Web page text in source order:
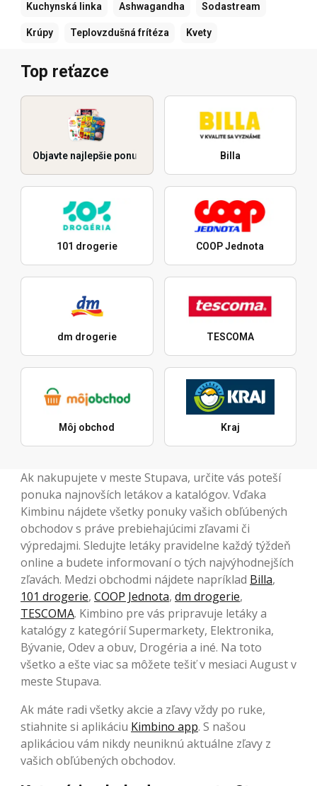
Kuchynská linka Ashwagandha Sodastream
Krúpy Teplovzdušná frítéza Kvety
Top reťazce
Objavte najlepšie ponuky Billa
101 drogerie COOP Jednota
dm drogerie TESCOMA
Môj obchod Kraj
Ak nakupujete v meste Stupava, určite vás poteší
ponuka najnovších letákov a katalógov. Vďaka
Kimbinu nájdete všetky ponuky vašich obľúbených
obchodov s práve prebiehajúcimi zľavami či
výpredajmi. Sledujte letáky pravidelne každý týždeň
online a budete informovaní o tých najvýhodnejších
zľavách. Medzi obchodmi nájdete napríklad Billa,
101 drogerie, COOP Jednota, dm drogerie,
TESCOMA. Kimbino pre vás pripravuje letáky a
katalógy z kategórií Supermarkety, Elektronika,
Bývanie, Odev a obuv, Drogéria a iné. Na toto
všetko a ešte viac sa môžete tešiť v mesiaci August v
meste Stupava.
Ak máte radi všetky akcie a zľavy vždy po ruke,
stiahnite si aplikáciu Kimbino app. S našou
aplikáciou vám nikdy neuniknú aktuálne zľavy z
vašich obľúbených obchodov.